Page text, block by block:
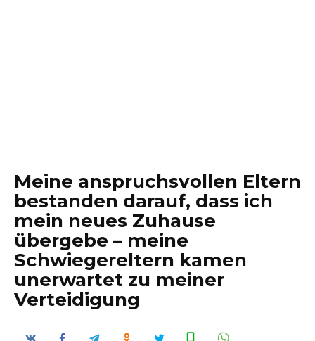
Meine anspruchsvollen Eltern
bestanden darauf, dass ich
mein neues Zuhause
übergebe – meine
Schwiegereltern kamen
unerwartet zu meiner
Verteidigung